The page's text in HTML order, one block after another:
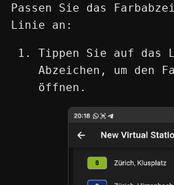
Passen Sie das
Linie an:
Tippen Sie auf das
Abzeichen, um den
öffnen.